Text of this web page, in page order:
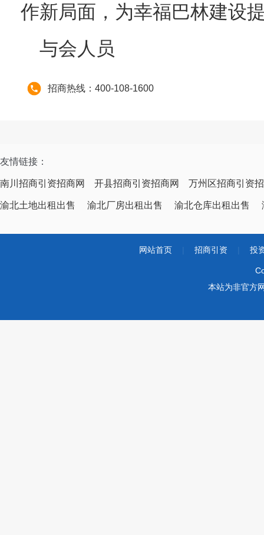
作新局面，为幸福巴林建设
与会人员
招商热线：400-108-1600
友情链接：
南川招商引资招商网 开县招商引资招商网 万州区招商引资
渝北土地出租出售 渝北厂房出租出售 渝北仓库出租出售
网站首页 招商引资 投
本站为非官方